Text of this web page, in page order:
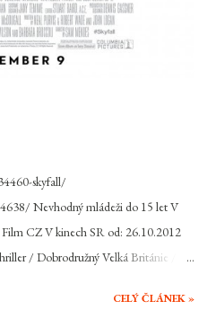
skyfall/
Nevhodný mládeži do 15 let V
CZ V kinech SR od: 26.10.2012
/ Dobrodružný Velká Británie /
Newman Hrají: Daniel Craig, Judi
CELÝ ČLÁNEK »